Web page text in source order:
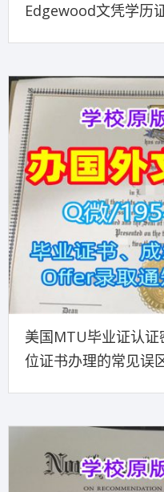
Edgewood文凭学历
美国MTU毕业证认
位证书办理的常见误